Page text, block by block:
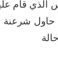
الذي قام
حاول